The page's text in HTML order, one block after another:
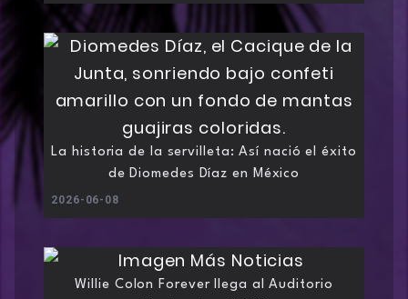
La historia de la servilleta: Así nació el éxito
de Diomedes Díaz en México
2026-06-08
Willie Colon Forever llega al Auditorio